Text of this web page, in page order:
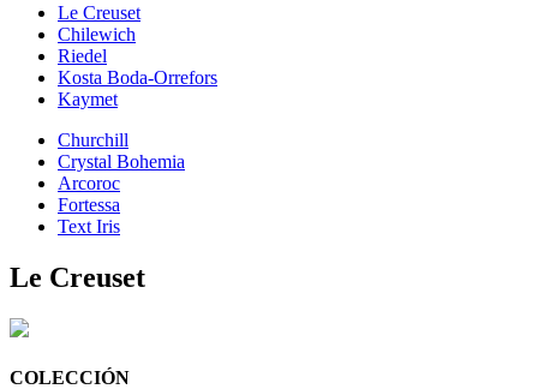
Le Creuset
Chilewich
Riedel
Kosta Boda-Orrefors
Kaymet
Churchill
Crystal Bohemia
Arcoroc
Fortessa
Text Iris
Le Creuset
COLECCIÓN